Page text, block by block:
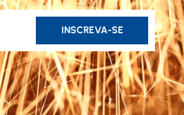
INSCREVA-SE